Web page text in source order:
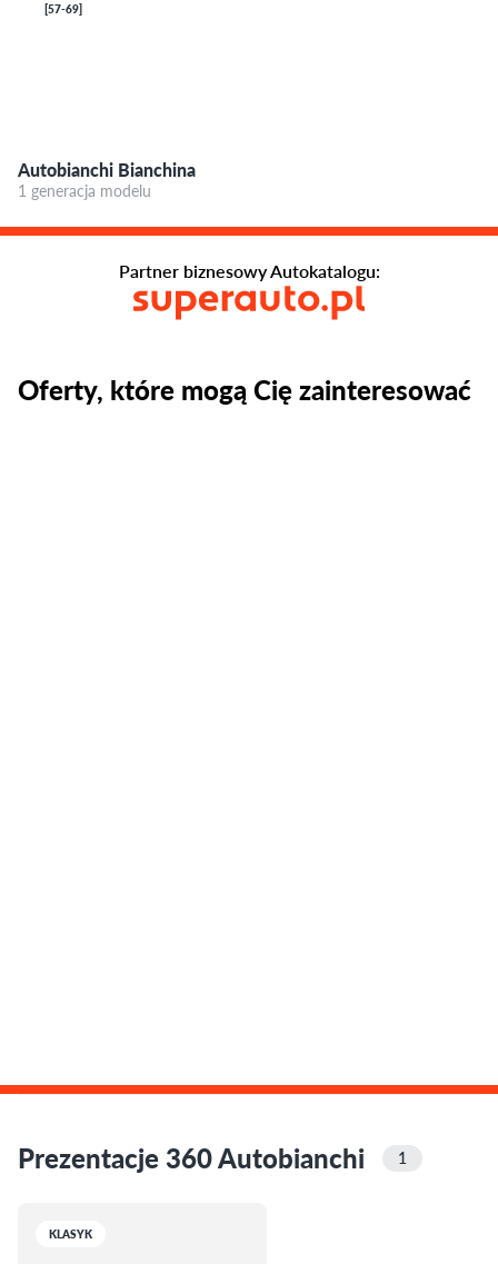
[57-69]
Autobianchi Bianchina
1 generacja modelu
Oferty, które mogą Cię zainteresować
Partner biznesowy Autokatalogu:
Prezentacje 360 Autobianchi 1
KLASYK